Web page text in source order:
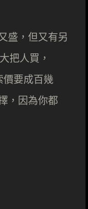
盛，但又有另
把人買，
要成百幾
，因為你都